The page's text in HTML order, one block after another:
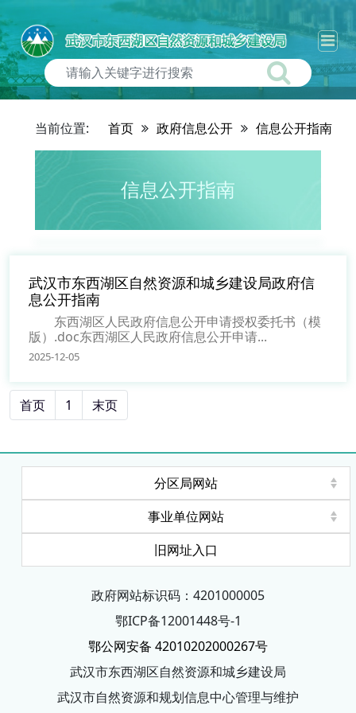
当前位置: 首页 政府信息公开 信息公开指南
信息公开指南
武汉市东西湖区自然资源和城乡建设局政府信
息公开指南
东西湖区人民政府信息公开申请授权委托书（模
版）.doc东西湖区人民政府信息公开申请...
2025-12-05
首页 1 末页
分区局网站
事业单位网站
旧网址入口
政府网站标识码：4201000005
鄂ICP备12001448号-1
鄂公网安备 42010202000267号
武汉市东西湖区自然资源和城乡建设局
武汉市自然资源和规划信息中心管理与维护